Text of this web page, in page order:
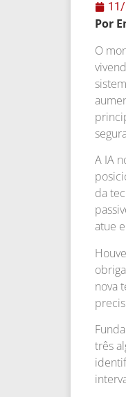
Por
O
A IA
da
atue
nova
três